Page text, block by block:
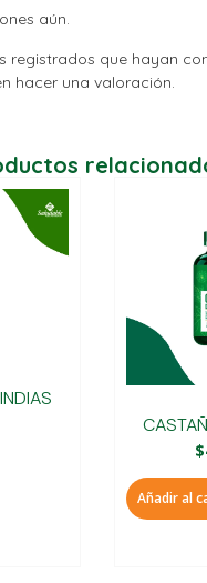
aún.
registrados que hayan
hacer una valoración.
$
Añadir al